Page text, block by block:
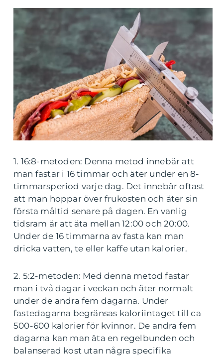
1. 16:8-metoden: Denna metod innebär att
man fastar i 16 timmar och äter under en 8-
timmarsperiod varje dag. Det innebär oftast
att man hoppar över frukosten och äter sin
första måltid senare på dagen. En vanlig
tidsram är att äta mellan 12:00 och 20:00.
Under de 16 timmarna av fasta kan man
dricka vatten, te eller kaffe utan kalorier.
2. 5:2-metoden: Med denna metod fastar
man i två dagar i veckan och äter normalt
under de andra fem dagarna. Under
fastedagarna begränsas kaloriintaget till ca
500-600 kalorier för kvinnor. De andra fem
dagarna kan man äta en regelbunden och
balanserad kost utan några specifika